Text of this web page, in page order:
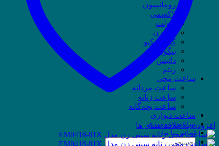
رومانسون
لاکسمی
ویولت
وسترن
کیو اند کیو
بیگوتی
داتیس
ریتم
ساعت مچی
ساعت مردانه
ساعت زنانه
ساعت بچه‌گانه
ساعت دیواری
ساعت رومیزی
تماس با ما
جستجو
افزودن به علاقه مندی ها